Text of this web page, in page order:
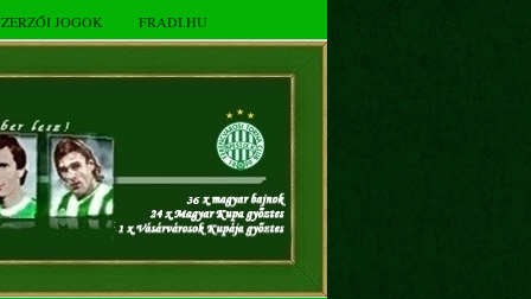
JOGOK FRADI.HU